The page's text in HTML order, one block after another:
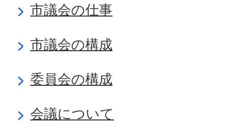
市議会の仕事
市議会の構成
委員会の構成
会議について